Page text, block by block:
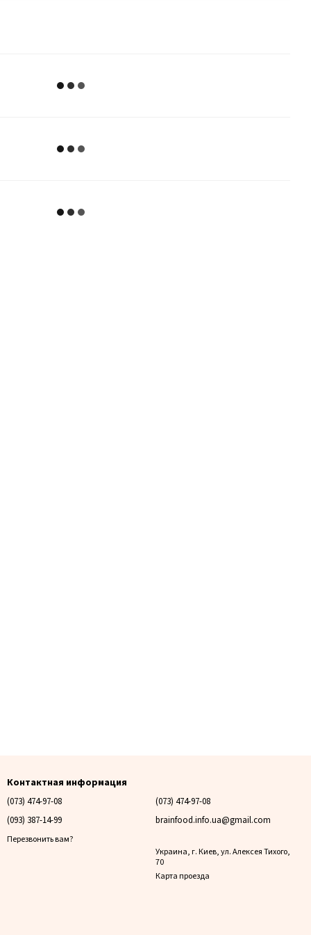
Контактная информация
(073) 474-97-08
(093) 387-14-99
Перезвонить вам?
(073) 474-97-08
brainfood.info.ua@gmail.com
Украина, г. Киев, ул. Алексея Тихого,
70
Карта проезда